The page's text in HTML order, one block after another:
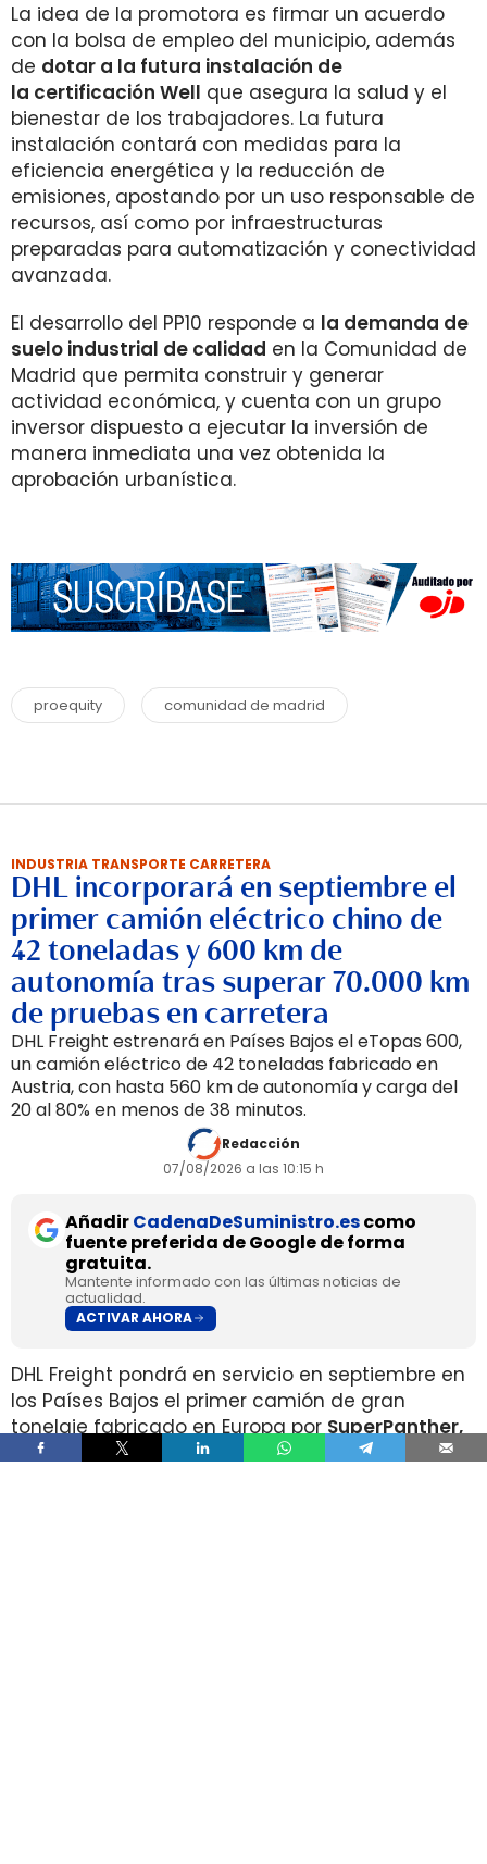
La idea de la promotora es firmar un acuerdo
con la bolsa de empleo del municipio, además
de dotar a la futura instalación de
la certificación Well que asegura la salud y el
bienestar de los trabajadores. La futura
instalación contará con medidas para la
eficiencia energética y la reducción de
emisiones, apostando por un uso responsable de
recursos, así como por infraestructuras
preparadas para automatización y conectividad
avanzada.
El desarrollo del PP10 responde a la demanda de
suelo industrial de calidad en la Comunidad de
Madrid que permita construir y generar
actividad económica, y cuenta con un grupo
inversor dispuesto a ejecutar la inversión de
manera inmediata una vez obtenida la
aprobación urbanística.
proequity comunidad de madrid
INDUSTRIA TRANSPORTE CARRETERA
DHL incorporará en septiembre el
primer camión eléctrico chino de
42 toneladas y 600 km de
autonomía tras superar 70.000 km
de pruebas en carretera
DHL Freight estrenará en Países Bajos el eTopas 600,
un camión eléctrico de 42 toneladas fabricado en
Austria, con hasta 560 km de autonomía y carga del
20 al 80% en menos de 38 minutos.
Redacción
07/08/2026 a las 10:15 h
AñadirCadenaDeSuministro.escomo
fuente preferida de Google de forma
gratuita.
Mantente informado con las últimas noticias de
actualidad.
ACTIVAR AHORA
DHL Freight pondrá en servicio en septiembre en
los Países Bajos el primer camión de gran
tonelaje fabricado en Europa por SuperPanther,
después de trasladar la unidad desde Austria